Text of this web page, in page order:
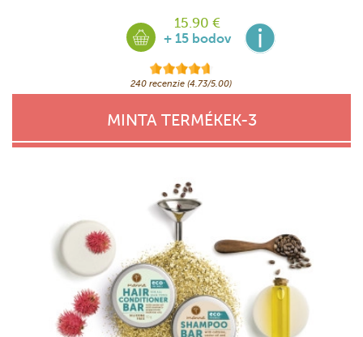
15.90 €
+ 15 bodov
240 recenzie (4.73/5.00)
MINTA TERMÉKEK-3